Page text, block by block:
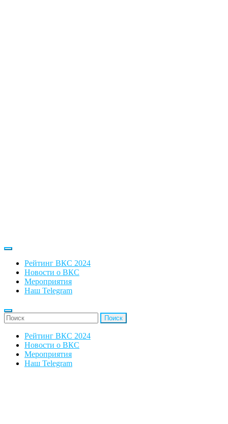
Рейтинг ВКС 2024
Новости о ВКС
Мероприятия
Наш Telegram
'Найти:
Рейтинг ВКС 2024
Новости о ВКС
Мероприятия
Наш Telegram